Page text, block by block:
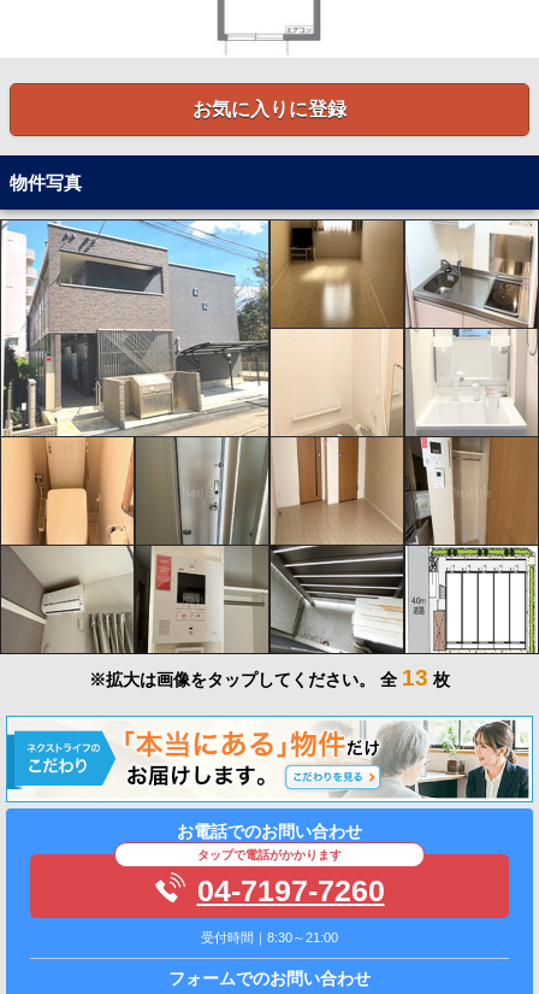
お気に入りに登録
物件写真
※拡大は画像をタップしてください。 全 13 枚
お電話でのお問い合わせ
タップで電話がかかります
04-7197-7260
受付時間｜8:30～21:00
フォームでのお問い合わせ